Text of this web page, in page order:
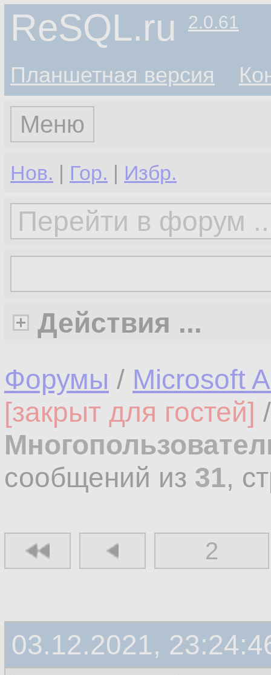
ReSQL.ru 2.0.61
Планшетная версия
Меню
Нов. | Гор. | Избр.
Действия ...
Форумы / Microsoft
[закрыт для гостей]
сообщений из 31,
2
03.12.2021,